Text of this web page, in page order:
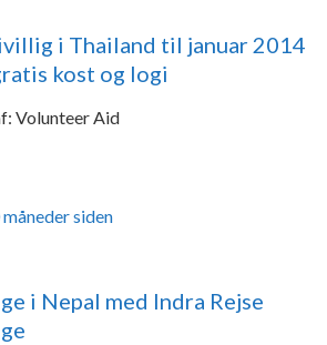
i Thailand til januar 2014
kost og logi
Volunteer Aid
måneder siden
i Nepal med Indra Rejse